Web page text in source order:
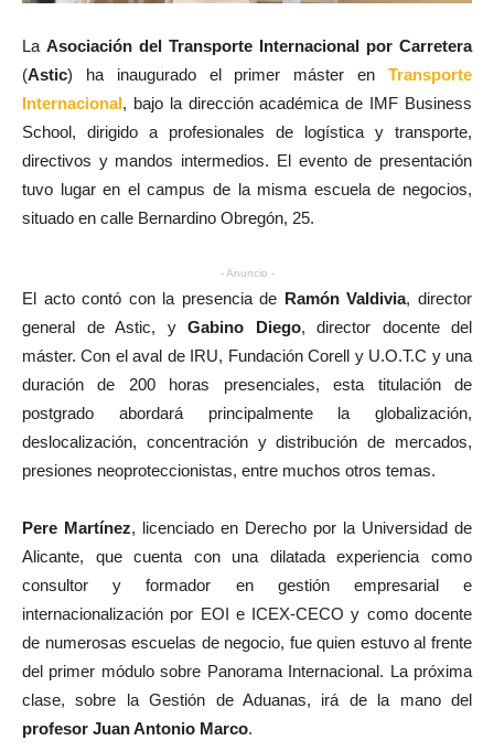
La Asociación del Transporte Internacional por Carretera
(Astic) ha inaugurado el primer máster en Transporte
Internacional, bajo la dirección académica de IMF Business
School, dirigido a profesionales de logística y transporte,
directivos y mandos intermedios. El evento de presentación
tuvo lugar en el campus de la misma escuela de negocios,
situado en calle Bernardino Obregón, 25.
- Anuncio -
El acto contó con la presencia de Ramón Valdivia, director
general de Astic, y Gabino Diego, director docente del
máster. Con el aval de IRU, Fundación Corell y U.O.T.C y una
duración de 200 horas presenciales, esta titulación de
postgrado abordará principalmente la globalización,
deslocalización, concentración y distribución de mercados,
presiones neoproteccionistas, entre muchos otros temas.
Pere Martínez, licenciado en Derecho por la Universidad de
Alicante, que cuenta con una dilatada experiencia como
consultor y formador en gestión empresarial e
internacionalización por EOI e ICEX-CECO y como docente
de numerosas escuelas de negocio, fue quien estuvo al frente
del primer módulo sobre Panorama Internacional. La próxima
clase, sobre la Gestión de Aduanas, irá de la mano del
profesor Juan Antonio Marco.